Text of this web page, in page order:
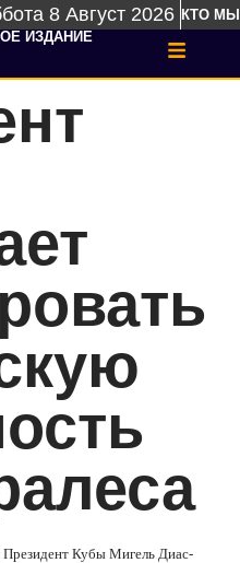
8 Август 2026 КТО МЫ
ИЗДАНИЕ
Президент Кубы Мигель Диас-